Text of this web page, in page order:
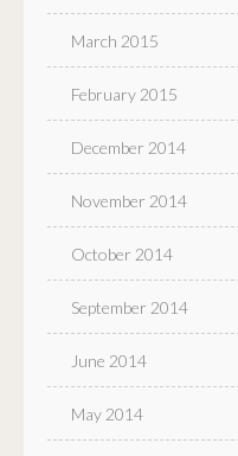
March 2015
February 2015
December 2014
November 2014
October 2014
September 2014
June 2014
May 2014